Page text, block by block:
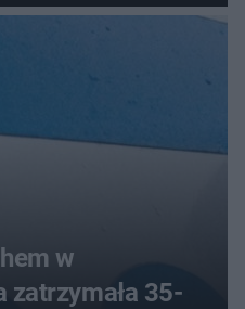
w
zatrzymała 35-